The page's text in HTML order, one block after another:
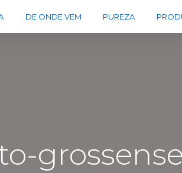
DE ONDE VEM PUREZA